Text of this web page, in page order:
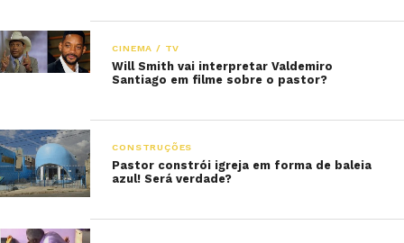
CINEMA / TV
Will Smith vai interpretar Valdemiro
Santiago em filme sobre o pastor?
CONSTRUÇÕES
Pastor constrói igreja em forma de baleia
azul! Será verdade?